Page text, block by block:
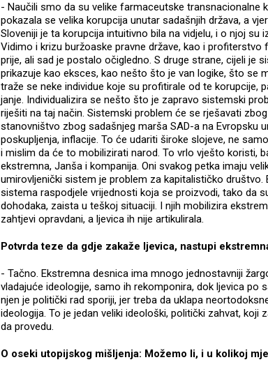
- Naučili smo da su velike farmaceutske transnacionalne
pokazala se velika korupcija unutar sadašnjih država, a
Sloveniji je ta korupcija intuitivno bila na vidjelu, i o njoj su
Vidimo i krizu buržoaske pravne države, kao i
prije, ali sad je postalo očigledno. S druge strane, cijeli je
prikazuje kao eksces, kao nešto što je van logike, što se
traže se neke individue koje su profitirale od te korupcije,
janje. Individualizira se nešto što je zapravo sistemski
riješiti na taj način. Sistemski problem će se rješavati
stanovništvo zbog sadašnjeg marša SAD-a na Evropsku
poskupljenja, inflacije. To će udariti široke slojeve, ne
i mislim da će to mobilizirati narod. To vrlo vješto koristi,
ekstremna, Janša i kompanija. Oni svakog petka imaju
umirovljenički sistem je problem za kapitalističko društvo.
sistema raspodjele vrijednosti koja se proizvodi, tako da
dohodaka, zaista u teškoj situaciji. I njih mobilizira
zahtjevi opravdani, a ljevica ih nije artikulirala.
Potvrda teze da gdje zakaže ljevica, nastupi
- Tačno. Ekstremna desnica ima mnogo jednostavniji
vladajuće ideologije, samo ih rekomponira, dok ljevica po
njen je politički rad sporiji, jer treba da uklapa
ideologija. To je jedan veliki ideološki, politički zahvat, koji
da provedu.
O oseki utopijskog mišljenja: Možemo li, i u kolikoj